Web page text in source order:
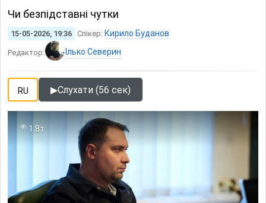
Чи безпідставні чутки
15-05-2026, 19:36 Спікер: Кирило Буданов
Редактор: Ілько Северин
RU ▶Слухати (56 сек)
1.8т